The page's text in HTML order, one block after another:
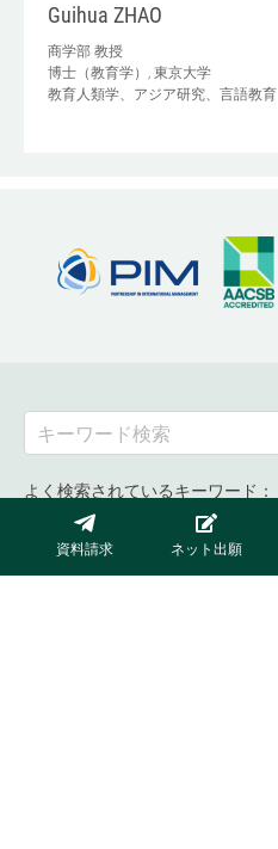
資料請求 ネット出願
Guihua ZHAO
商学部 教授
博士（教育学）, 東京大学
教育人類学、アジア研究、言語教育
よく検索されているキーワード：